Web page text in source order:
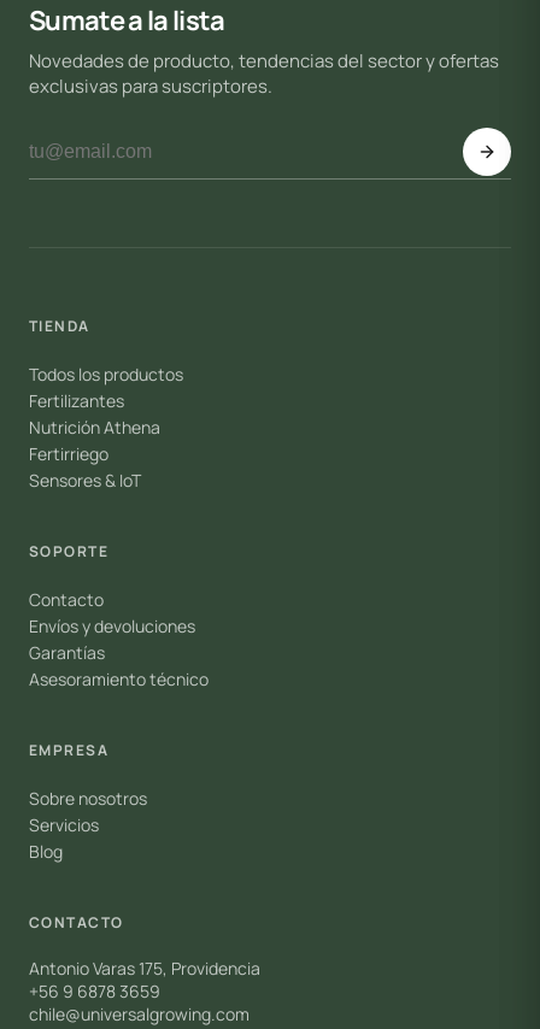
Sumate a la lista
Novedades de producto, tendencias del sector y ofertas
exclusivas para suscriptores.
TIENDA
Todos los productos
Fertilizantes
Nutrición Athena
Fertirriego
Sensores & IoT
SOPORTE
Contacto
Envíos y devoluciones
Garantías
Asesoramiento técnico
EMPRESA
Sobre nosotros
Servicios
Blog
CONTACTO
Antonio Varas 175, Providencia
+56 9 6878 3659
chile@universalgrowing.com